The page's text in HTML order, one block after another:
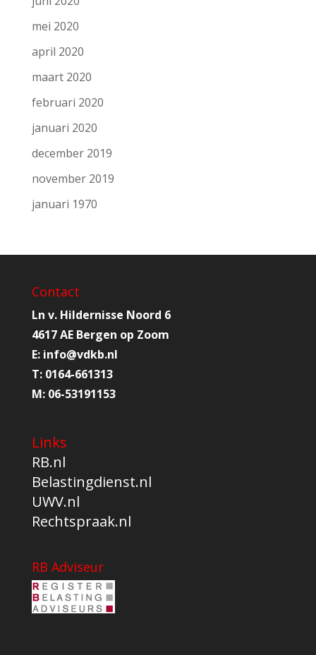
mei 2020
april 2020
maart 2020
februari 2020
januari 2020
december 2019
november 2019
januari 1970
Contact
Ln v. Hildernisse Noord 6
4617 AE Bergen op Zoom
E: info@vdkb.nl
T: 0164-661313
M: 06-53191153
Links
RB.nl
Belastingdienst.nl
UWV.nl
Rechtspraak.nl
RB Adviseur